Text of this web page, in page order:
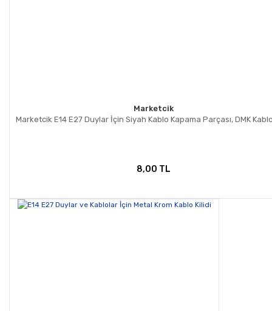
Marketcik
Marketcik E14 E27 Duylar İçin Siyah Kablo Kapama Parçası, DMK
8,00 TL